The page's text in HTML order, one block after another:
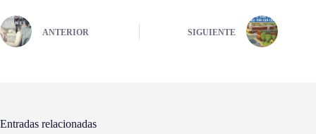
ANTERIOR SIGUIENTE
Entradas relacionadas